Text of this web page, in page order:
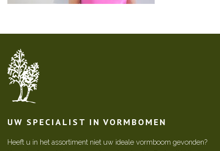
UW SPECIALIST IN VORMBOMEN
Heeft u in het assortiment niet uw ideale vormboom gevonden?